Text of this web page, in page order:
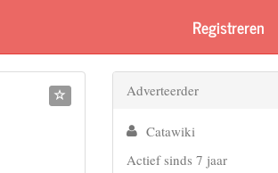
Registreren
Adverteerder
Catawiki
Actief sinds 7 jaar